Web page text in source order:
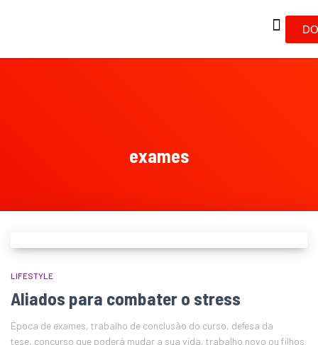
exames
LIFESTYLE
Aliados para combater o stress
Época de exames, trabalho de conclusão do curso, defesa da
tese, concurso que poderá mudar a sua vida, trabalho novo ou filhos